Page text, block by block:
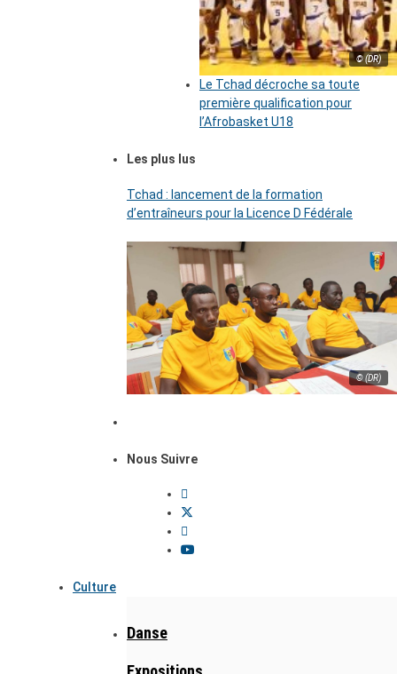
© (DR)
Le Tchad décroche sa toute
première qualification pour
l’Afrobasket U18
Les plus lus
Tchad : lancement de la formation
d’entraîneurs pour la Licence D Fédérale
© (DR)
Nous Suivre
Culture
Danse